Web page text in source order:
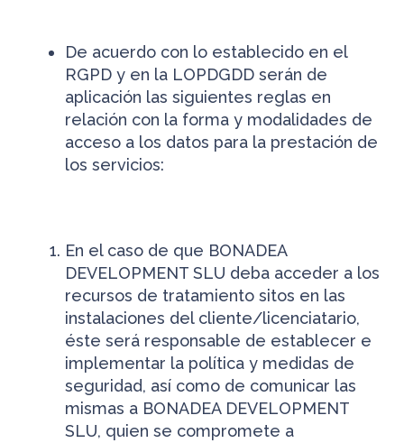
De acuerdo con lo establecido en el
RGPD y en la LOPDGDD serán de
aplicación las siguientes reglas en
relación con la forma y modalidades de
acceso a los datos para la prestación de
los servicios:
En el caso de que BONADEA
DEVELOPMENT SLU deba acceder a los
recursos de tratamiento sitos en las
instalaciones del cliente/licenciatario,
éste será responsable de establecer e
implementar la política y medidas de
seguridad, así como de comunicar las
mismas a BONADEA DEVELOPMENT
SLU, quien se compromete a